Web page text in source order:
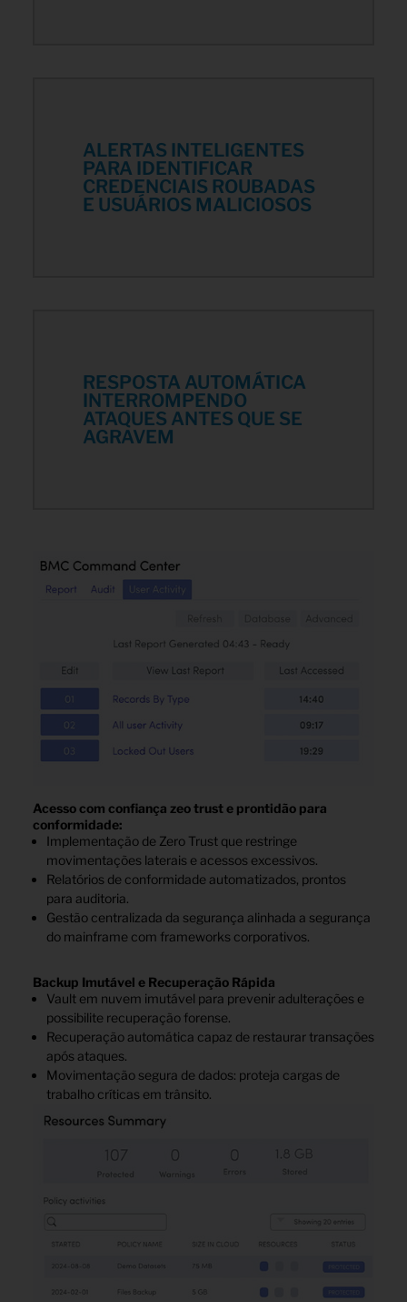
ALERTAS INTELIGENTES
PARA IDENTIFICAR
CREDENCIAIS ROUBADAS
E USUÁRIOS MALICIOSOS
RESPOSTA AUTOMÁTICA
INTERROMPENDO
ATAQUES ANTES QUE SE
AGRAVEM
Acesso com confiança zeo trust e prontidão para
conformidade:
Implementação de Zero Trust que restringe
movimentações laterais e acessos excessivos.
Relatórios de conformidade automatizados, prontos
para auditoria.
Gestão centralizada da segurança alinhada a segurança
do mainframe com frameworks corporativos.
Backup Imutável e Recuperação Rápida
Vault em nuvem imutável para prevenir adulterações e
possibilite recuperação forense.
Recuperação automática capaz de restaurar transações
após ataques.
Movimentação segura de dados: proteja cargas de
trabalho críticas em trânsito.